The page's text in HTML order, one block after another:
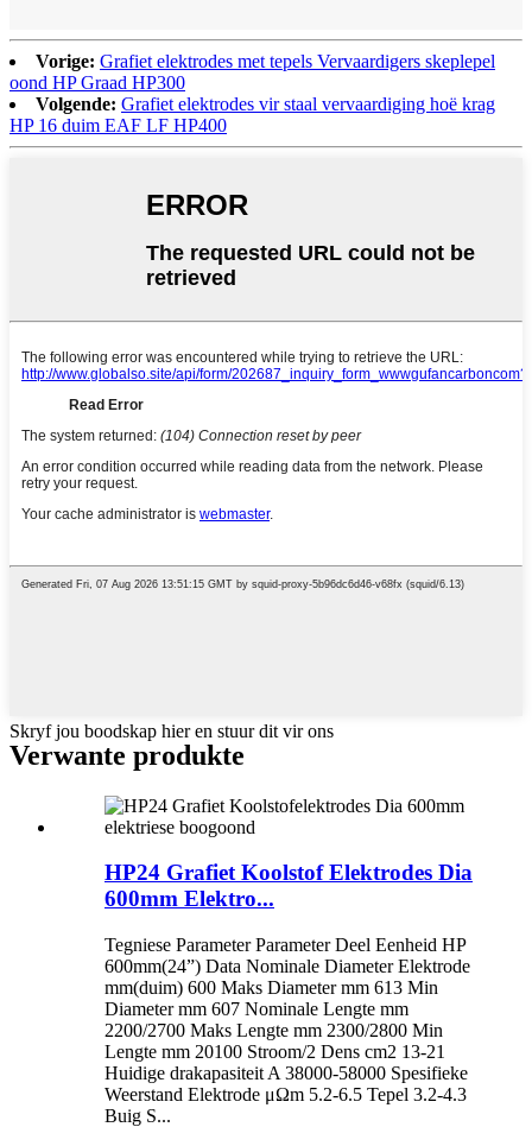
Vorige: Grafiet elektrodes met tepels Vervaardigers skeplepel
oond HP Graad HP300
Volgende: Grafiet elektrodes vir staal vervaardiging hoë krag
HP 16 duim EAF LF HP400
Skryf jou boodskap hier en stuur dit vir ons
Verwante produkte
HP24 Grafiet Koolstof Elektrodes Dia
600mm Elektro...
Tegniese Parameter Parameter Deel Eenheid HP
600mm(24”) Data Nominale Diameter Elektrode
mm(duim) 600 Maks Diameter mm 613 Min
Diameter mm 607 Nominale Lengte mm
2200/2700 Maks Lengte mm 2300/2800 Min
Lengte mm 20100 Stroom/2 Dens cm2 13-21
Huidige drakapasiteit A 38000-58000 Spesifieke
Weerstand Elektrode μΩm 5.2-6.5 Tepel 3.2-4.3
Buig S...